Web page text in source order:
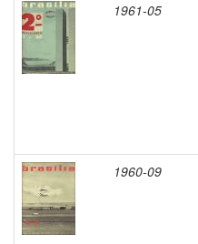
1961-05
1960-09